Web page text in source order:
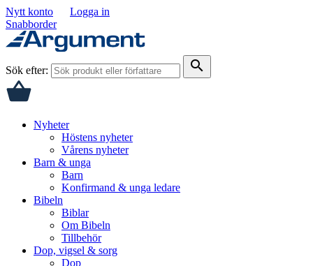
Nytt konto
Logga in
Snabborder
Sök efter: search
Nyheter
Höstens nyheter
Vårens nyheter
Barn & unga
Barn
Konfirmand & unga ledare
Bibeln
Biblar
Om Bibeln
Tillbehör
Dop, vigsel & sorg
Dop